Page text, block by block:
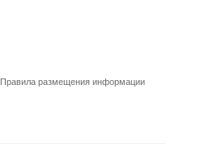
Правила размещения информации